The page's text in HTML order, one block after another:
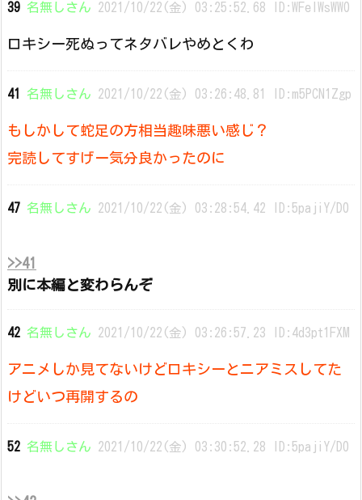
39 名無しさん 2021/10/22(金) 03:25:52.68 ID:WFelWsWW0
ロキシー死ぬってネタバレやめとくわ
41 名無しさん 2021/10/22(金) 03:26:48.81 ID:m5PCN1Zgp
もしかして蛇足の方相当趣味悪い感じ？
完読してすげー気分良かったのに
47 名無しさん 2021/10/22(金) 03:28:54.42 ID:5pajiY/D0
>>41
別に本編と変わらんぞ
42 名無しさん 2021/10/22(金) 03:26:57.23 ID:4d3pt1FXM
アニメしか見てないけどロキシーとニアミスしてた
けどいつ再開するの
52 名無しさん 2021/10/22(金) 03:30:52.28 ID:5pajiY/D0